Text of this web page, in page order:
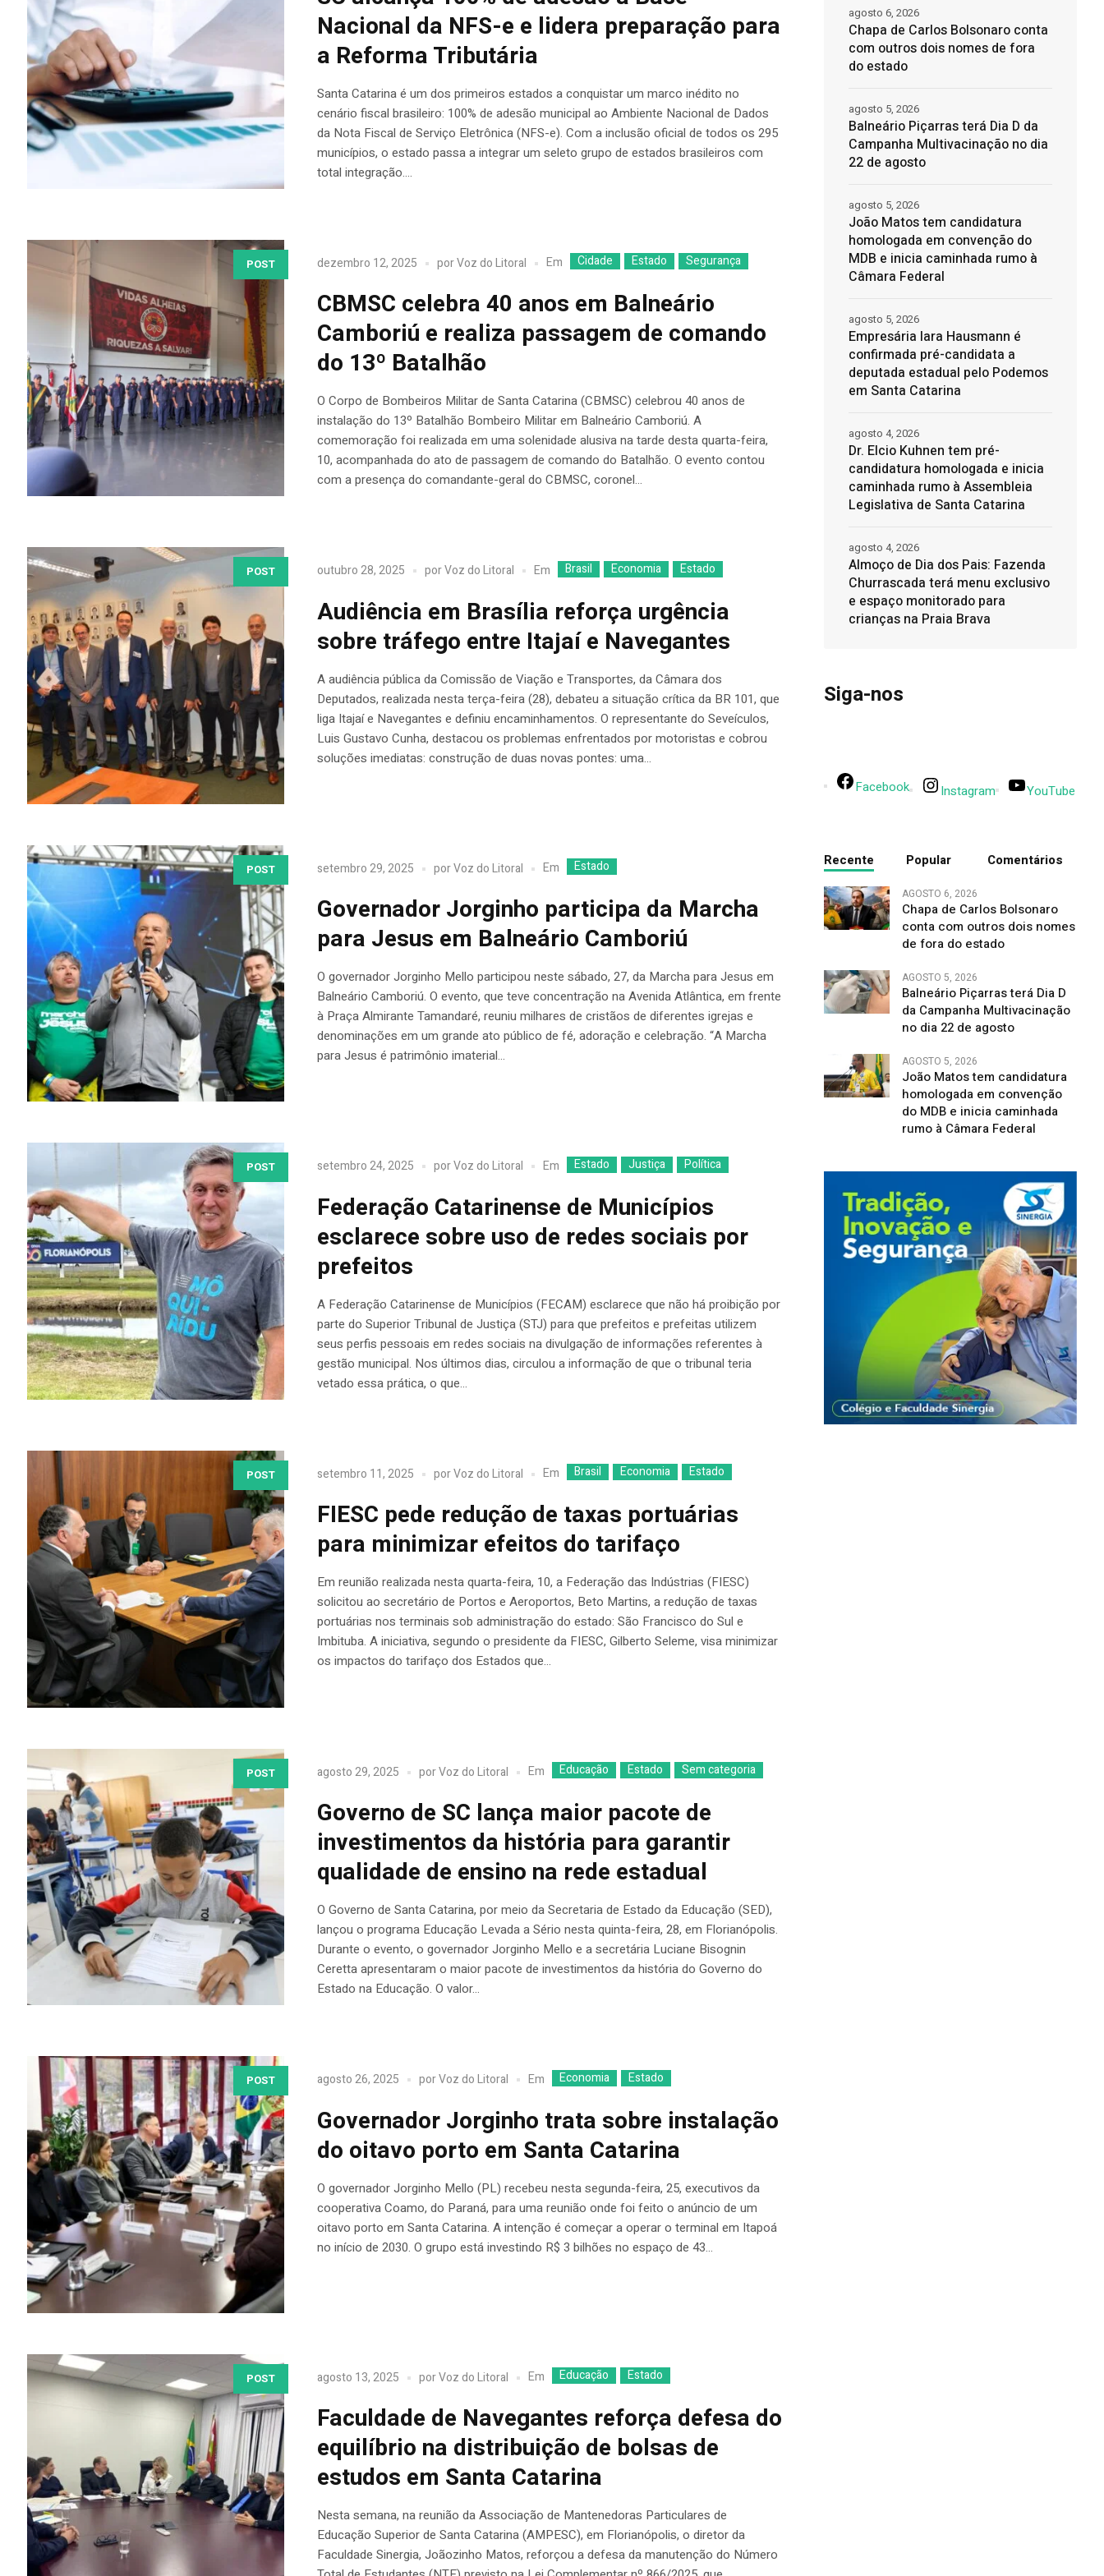
Nacional da NFS-e e lidera preparação para
a Reforma Tributária
Santa Catarina é um dos primeiros estados a conquistar um marco inédito no
cenário fiscal brasileiro: 100% de adesão municipal ao Ambiente Nacional de Dados
da Nota Fiscal de Serviço Eletrônica (NFS-e). Com a inclusão oficial de todos os 295
municípios, o estado passa a integrar um seleto grupo de estados brasileiros com
total integração....
POST dezembro 12, 2025 porVoz do Litoral Em Cidade Estado Segurança
CBMSC celebra 40 anos em Balneário
Camboriú e realiza passagem de comando
do 13º Batalhão
O Corpo de Bombeiros Militar de Santa Catarina (CBMSC) celebrou 40 anos de
instalação do 13º Batalhão Bombeiro Militar em Balneário Camboriú. A
comemoração foi realizada em uma solenidade alusiva na tarde desta quarta-feira,
10, acompanhada do ato de passagem de comando do Batalhão. O evento contou
com a presença do comandante-geral do CBMSC, coronel...
POST outubro 28, 2025 porVoz do Litoral Em Brasil Economia Estado
Audiência em Brasília reforça urgência
sobre tráfego entre Itajaí e Navegantes
A audiência pública da Comissão de Viação e Transportes, da Câmara dos
Deputados, realizada nesta terça-feira (28), debateu a situação crítica da BR 101, que
liga Itajaí e Navegantes e definiu encaminhamentos. O representante do Seveículos,
Luis Gustavo Cunha, destacou os problemas enfrentados por motoristas e cobrou
soluções imediatas: construção de duas novas pontes: uma...
POST setembro 29, 2025 porVoz do Litoral Em Estado
Governador Jorginho participa da Marcha
para Jesus em Balneário Camboriú
O governador Jorginho Mello participou neste sábado, 27, da Marcha para Jesus em
Balneário Camboriú. O evento, que teve concentração na Avenida Atlântica, em frente
à Praça Almirante Tamandaré, reuniu milhares de cristãos de diferentes igrejas e
denominações em um grande ato público de fé, adoração e celebração. “A Marcha
para Jesus é patrimônio imaterial...
POST setembro 24, 2025 porVoz do Litoral Em Estado Justiça Política
Federação Catarinense de Municípios
esclarece sobre uso de redes sociais por
prefeitos
A Federação Catarinense de Municípios (FECAM) esclarece que não há proibição por
parte do Superior Tribunal de Justiça (STJ) para que prefeitos e prefeitas utilizem
seus perfis pessoais em redes sociais na divulgação de informações referentes à
gestão municipal. Nos últimos dias, circulou a informação de que o tribunal teria
vetado essa prática, o que...
POST setembro 11, 2025 porVoz do Litoral Em Brasil Economia Estado
FIESC pede redução de taxas portuárias
para minimizar efeitos do tarifaço
Em reunião realizada nesta quarta-feira, 10, a Federação das Indústrias (FIESC)
solicitou ao secretário de Portos e Aeroportos, Beto Martins, a redução de taxas
portuárias nos terminais sob administração do estado: São Francisco do Sul e
Imbituba. A iniciativa, segundo o presidente da FIESC, Gilberto Seleme, visa minimizar
os impactos do tarifaço dos Estados que...
POST agosto 29, 2025 porVoz do Litoral Em Educação Estado Sem categoria
Governo de SC lança maior pacote de
investimentos da história para garantir
qualidade de ensino na rede estadual
O Governo de Santa Catarina, por meio da Secretaria de Estado da Educação (SED),
lançou o programa Educação Levada a Sério nesta quinta-feira, 28, em Florianópolis.
Durante o evento, o governador Jorginho Mello e a secretária Luciane Bisognin
Ceretta apresentaram o maior pacote de investimentos da história do Governo do
Estado na Educação. O valor...
POST agosto 26, 2025 porVoz do Litoral Em Economia Estado
Governador Jorginho trata sobre instalação
do oitavo porto em Santa Catarina
O governador Jorginho Mello (PL) recebeu nesta segunda-feira, 25, executivos da
cooperativa Coamo, do Paraná, para uma reunião onde foi feito o anúncio de um
oitavo porto em Santa Catarina. A intenção é começar a operar o terminal em Itapoá
no início de 2030. O grupo está investindo R$ 3 bilhões no espaço de 43...
POST agosto 13, 2025 porVoz do Litoral Em Educação Estado
Faculdade de Navegantes reforça defesa do
equilíbrio na distribuição de bolsas de
estudos em Santa Catarina
Nesta semana, na reunião da Associação de Mantenedoras Particulares de
Educação Superior de Santa Catarina (AMPESC), em Florianópolis, o diretor da
Faculdade Sinergia, Joãozinho Matos, reforçou a defesa da manutenção do Número
Chapa de Carlos Bolsonaro conta
com outros dois nomes de fora
do estado
agosto 6, 2026
Balneário Piçarras terá Dia D da
Campanha Multivacinação no dia
22 de agosto
agosto 5, 2026
João Matos tem candidatura
homologada em convenção do
MDB e inicia caminhada rumo à
Câmara Federal
agosto 5, 2026
Empresária Iara Hausmann é
confirmada pré-candidata a
deputada estadual pelo Podemos
em Santa Catarina
agosto 5, 2026
Dr. Elcio Kuhnen tem pré-
candidatura homologada e inicia
caminhada rumo à Assembleia
Legislativa de Santa Catarina
agosto 4, 2026
Almoço de Dia dos Pais: Fazenda
Churrascada terá menu exclusivo
e espaço monitorado para
crianças na Praia Brava
agosto 4, 2026
Siga-nos
Facebook Instagram YouTube
Recente Popular Comentários
AGOSTO 6, 2026
Chapa de Carlos Bolsonaro
conta com outros dois nomes
de fora do estado
AGOSTO 5, 2026
Balneário Piçarras terá Dia D
da Campanha Multivacinação
no dia 22 de agosto
AGOSTO 5, 2026
João Matos tem candidatura
homologada em convenção
do MDB e inicia caminhada
rumo à Câmara Federal